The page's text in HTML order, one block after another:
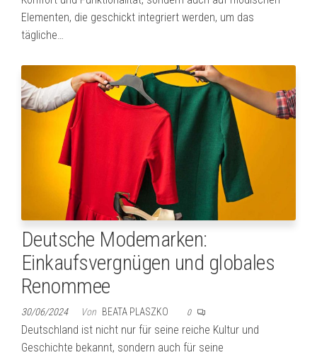
Elementen, die geschickt integriert werden, um das
tägliche…
Deutsche Modemarken:
Einkaufsvergnügen und globales
Renommee
30/06/2024 Von BEATA PLASZKO 0
Deutschland ist nicht nur für seine reiche Kultur und
Geschichte bekannt, sondern auch für seine